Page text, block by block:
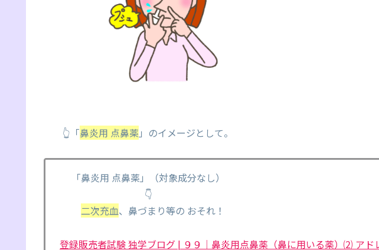
👆「鼻炎用 点鼻薬 」のイメージとして。
「鼻炎用 点鼻薬」（対象成分なし）
👇
二次充血、鼻づまり等の おそれ！
登録販売者試験 独学ブログ | ９９｜鼻炎用点鼻薬（鼻に用いる薬）⑵ アド